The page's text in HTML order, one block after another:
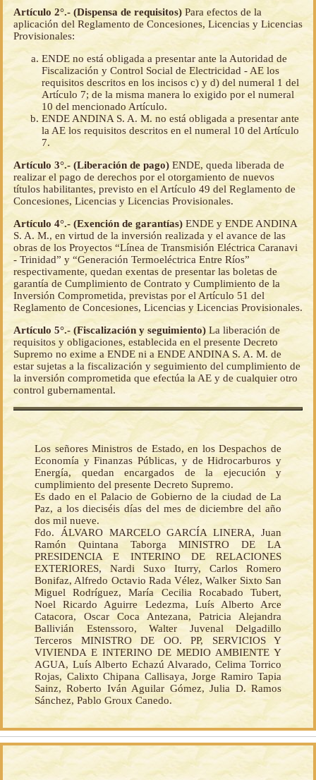
Artículo 2°.- (Dispensa de requisitos) Para efectos de la
aplicación del Reglamento de Concesiones, Licencias y Licencias
Provisionales:
ENDE no está obligada a presentar ante la Autoridad de
Fiscalización y Control Social de Electricidad - AE los
requisitos descritos en los incisos c) y d) del numeral 1 del
Artículo 7; de la misma manera lo exigido por el numeral
10 del mencionado Artículo.
ENDE ANDINA S. A. M. no está obligada a presentar ante
la AE los requisitos descritos en el numeral 10 del Artículo
7.
Artículo 3°.- (Liberación de pago) ENDE, queda liberada de
realizar el pago de derechos por el otorgamiento de nuevos
títulos habilitantes, previsto en el Artículo 49 del Reglamento de
Concesiones, Licencias y Licencias Provisionales.
Artículo 4°.- (Exención de garantías) ENDE y ENDE ANDINA
S. A. M., en virtud de la inversión realizada y el avance de las
obras de los Proyectos “Línea de Transmisión Eléctrica Caranavi
- Trinidad” y “Generación Termoeléctrica Entre Ríos”
respectivamente, quedan exentas de presentar las boletas de
garantía de Cumplimiento de Contrato y Cumplimiento de la
Inversión Comprometida, previstas por el Artículo 51 del
Reglamento de Concesiones, Licencias y Licencias Provisionales.
Artículo 5°.- (Fiscalización y seguimiento) La liberación de
requisitos y obligaciones, establecida en el presente Decreto
Supremo no exime a ENDE ni a ENDE ANDINA S. A. M. de
estar sujetas a la fiscalización y seguimiento del cumplimiento de
la inversión comprometida que efectúa la AE y de cualquier otro
control gubernamental.
Los señores Ministros de Estado, en los Despachos de
Economía y Finanzas Públicas, y de Hidrocarburos y
Energía, quedan encargados de la ejecución y
cumplimiento del presente Decreto Supremo.
Es dado en el Palacio de Gobierno de la ciudad de La
Paz, a los dieciséis días del mes de diciembre del año
dos mil nueve.
Fdo. ÁLVARO MARCELO GARCÍA LINERA, Juan
Ramón Quintana Taborga MINISTRO DE LA
PRESIDENCIA E INTERINO DE RELACIONES
EXTERIORES, Nardi Suxo Iturry, Carlos Romero
Bonifaz, Alfredo Octavio Rada Vélez, Walker Sixto San
Miguel Rodríguez, María Cecilia Rocabado Tubert,
Noel Ricardo Aguirre Ledezma, Luís Alberto Arce
Catacora, Oscar Coca Antezana, Patricia Alejandra
Ballivián Estenssoro, Walter Juvenal Delgadillo
Terceros MINISTRO DE OO. PP, SERVICIOS Y
VIVIENDA E INTERINO DE MEDIO AMBIENTE Y
AGUA, Luís Alberto Echazú Alvarado, Celima Torrico
Rojas, Calixto Chipana Callisaya, Jorge Ramiro Tapia
Sainz, Roberto Iván Aguilar Gómez, Julia D. Ramos
Sánchez, Pablo Groux Canedo.